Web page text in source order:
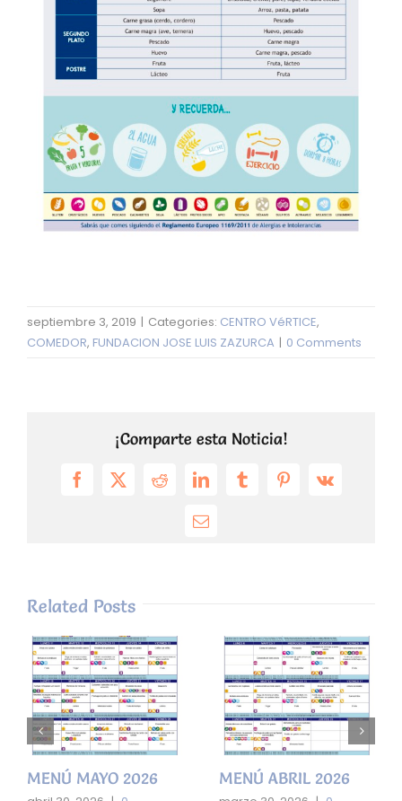
septiembre 3, 2019 | Categories: CENTRO VéRTICE,
COMEDOR, FUNDACION JOSE LUIS ZAZURCA | 0 Comments
¡Comparte esta Noticia!
Facebook
X RedditLinkedInTumblrPinterest
Vk
Email
Related Posts
MENÚ MAYO 2026 MENÚ ABRIL 2026